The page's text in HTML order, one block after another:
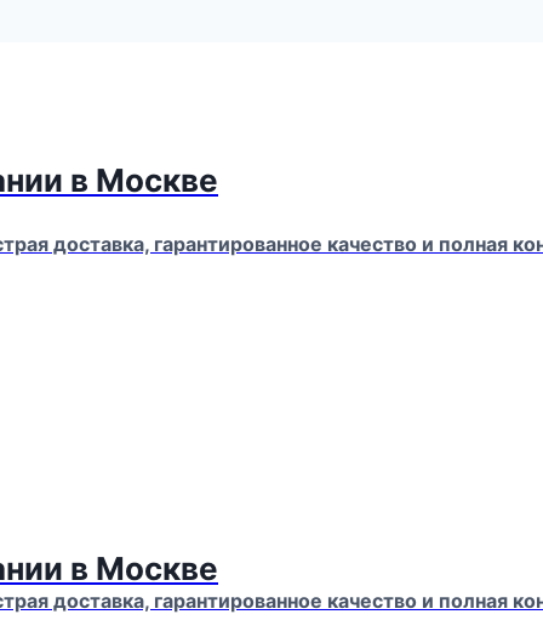
в Москве
доставка, гарантированное качество и полная
в Москве
доставка, гарантированное качество и полная